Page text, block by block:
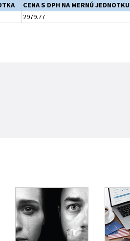
CENA S DPH NA MERNÚ JEDNOTKU
2979.77